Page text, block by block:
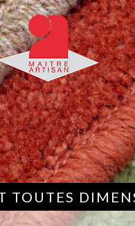
TOUTES